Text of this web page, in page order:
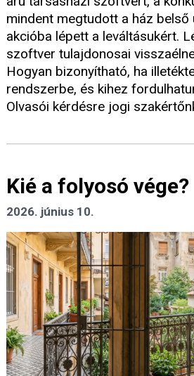
mindent megtudott a ház belső
akcióba lépett a leváltásukért.
szoftver tulajdonosai
Hogyan bizonyítható, ha
rendszerbe, és kihez
Olvasói kérdésre jogi
Kié a folyosó vége?
2026. június 10.